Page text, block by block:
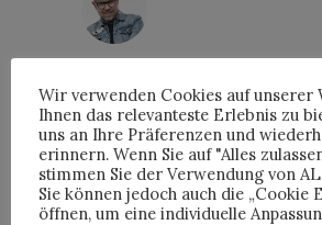
INTERVIEWS
Wir verwenden Cookies auf unserer
Ihnen das relevanteste Erlebnis zu
uns an Ihre Präferenzen und
erinnern. Wenn Sie auf "Alles
stimmen Sie der Verwendung von
Sie können jedoch auch die „Cookie
öffnen, um eine individuelle